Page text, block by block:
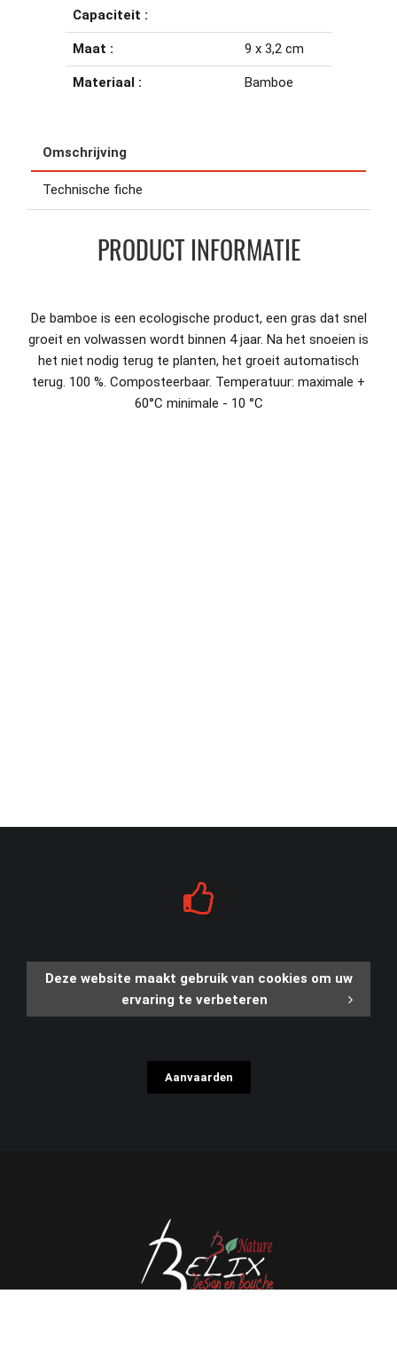
Capaciteit :
Maat : 9 x 3,2 cm
Materiaal : Bamboe
Omschrijving
Technische fiche
PRODUCT INFORMATIE
De bamboe is een ecologische product, een gras dat snel
groeit en volwassen wordt binnen 4 jaar. Na het snoeien is
het niet nodig terug te planten, het groeit automatisch
terug. 100 %. Composteerbaar. Temperatuur: maximale +
60°C minimale - 10 °C
Deze website maakt gebruik van cookies om uw
ervaring te verbeteren
Aanvaarden